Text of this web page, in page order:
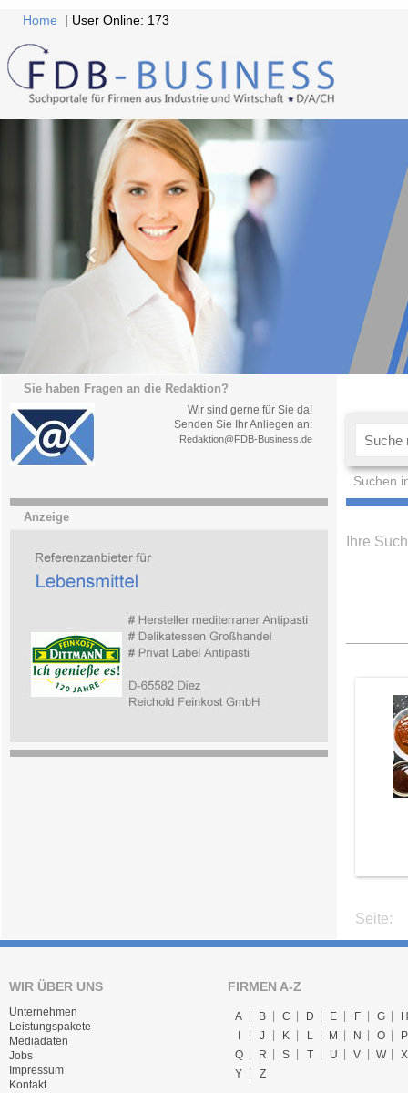
Home | User Online: 173
Sie haben Fragen an die Redaktion?
Wir sind gerne für Sie da!
Senden Sie Ihr Anliegen an:
Redaktion@FDB-Business.de
Suchen
Anzeige
Ihre
Seite:
WIR ÜBER UNS
Unternehmen
Leistungspakete
Mediadaten
Jobs
Impressum
Kontakt
FIRMEN A-Z
A B C D E F G
H
J K L M N O
P
Q
R S T U V W
X
Y
Z